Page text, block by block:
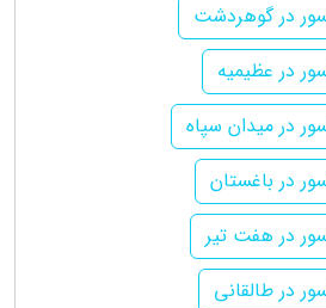
در گوهردشت
در عظیمیه
در میدان سپاه
در باغستان
در هفت تیر
در طالقانی